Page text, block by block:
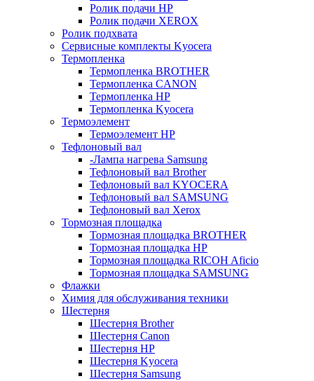
Ролик подачи HP
Ролик подачи XEROX
Ролик подхвата
Сервисные комплекты Kyocera
Термопленка
Термопленка BROTHER
Термопленка CANON
Термопленка HP
Термопленка Kyocera
Термоэлемент
Термоэлемент НР
Тефлоновый вал
-Лампа нагрева Samsung
Тефлоновый вал Brother
Тефлоновый вал KYOCERA
Тефлоновый вал SAMSUNG
Тефлоновый вал Xerox
Тормозная площадка
Тормозная площадка BROTHER
Тормозная площадка HP
Тормозная площадка RICOH Aficio
Тормозная площадка SAMSUNG
Флажки
Химия для обслуживания техники
Шестерня
Шестерня Brother
Шестерня Canon
Шестерня HP
Шестерня Kyocera
Шестерня Samsung